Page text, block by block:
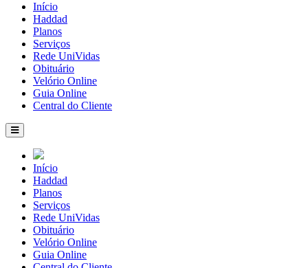
Início
Haddad
Planos
Serviços
Rede UniVidas
Obituário
Velório Online
Guia Online
Central do Cliente
Início
Haddad
Planos
Serviços
Rede UniVidas
Obituário
Velório Online
Guia Online